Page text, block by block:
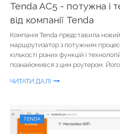
Tenda AC5 - потужна і
від компанії Tenda
Компанія Tenda представила
маршрутизатор з потужним
кількості різних функцій і
познайомився з цим роутером.
ЧИТАТИ ДАЛІ
TENDA